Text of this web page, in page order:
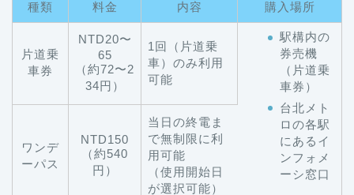
種類 料金 内容 購入場所
片道乗
車券
NTD20〜
65
（約72〜2
34円）
1回（片道乗
車）のみ利用
可能
駅構内の
券売機
（片道乗
車券）
台北メト
ロの各駅
にあるイ
ンフォメ
ーシ窓口
ワンデ
ーパス
NTD150
（約540
円）
当日の終電ま
で無制限に利
用可能
（使用開始日
が選択可能）